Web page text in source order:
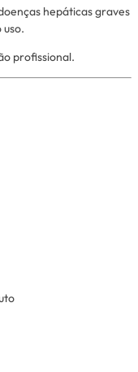
hepáticas graves
profissional.